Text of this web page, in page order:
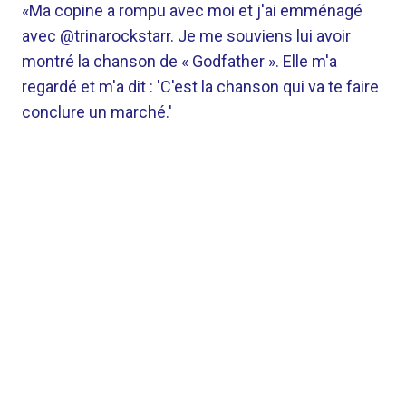
«Ma copine a rompu avec moi et j'ai emménagé
avec @trinarockstarr. Je me souviens lui avoir
montré la chanson de « Godfather ». Elle m'a
regardé et m'a dit : 'C'est la chanson qui va te faire
conclure un marché.'